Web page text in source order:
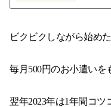
ビクビクしながら始め
毎月500円のお小遣いを
翌年2023年は1年間コツ